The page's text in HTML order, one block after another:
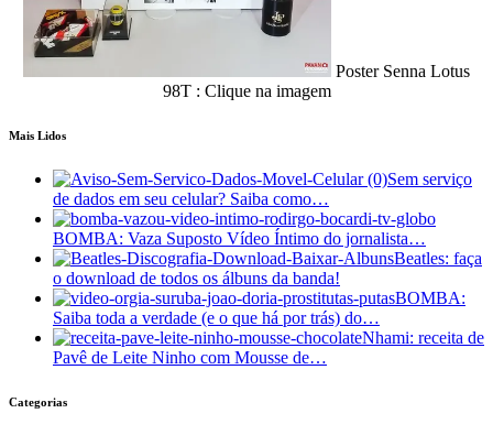
Poster Senna Lotus
98T : Clique na imagem
Mais Lidos
Sem serviço
de dados em seu celular? Saiba como…
BOMBA: Vaza Suposto Vídeo Íntimo do jornalista…
Beatles: faça
o download de todos os álbuns da banda!
BOMBA:
Saiba toda a verdade (e o que há por trás) do…
Nhami: receita de
Pavê de Leite Ninho com Mousse de…
Categorias